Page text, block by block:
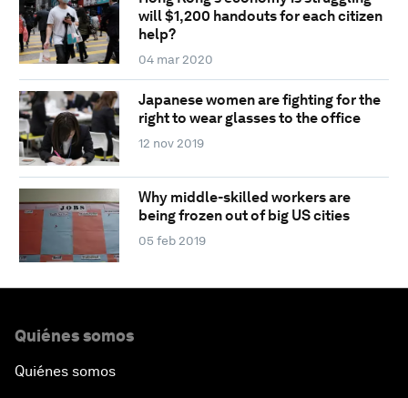
will $1,200 handouts for each citizen
help?
04 mar 2020
Japanese women are fighting for the
right to wear glasses to the office
12 nov 2019
Why middle-skilled workers are
being frozen out of big US cities
05 feb 2019
Quiénes somos
Quiénes somos